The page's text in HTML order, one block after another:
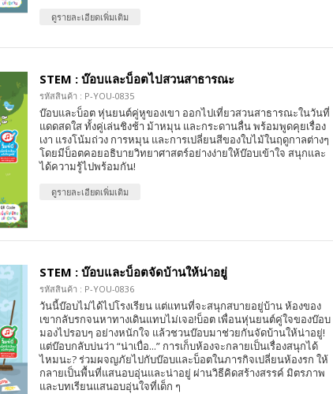
ดูรายละเอียดเพิ่มเติม
STEM : บ๊อบและบ็อตไปสวนสาธารณะ
รหัสสินค้า : P-YOU-0835
บ๊อบและบ็อต หุ่นยนต์คู่หูของเขา ออกไปเที่ยวสวนสาธารณะในวันที่
แดดสดใส ทั้งคู่เล่นชิงช้า ม้าหมุน และกระดานลื่น พร้อมพูดคุยเรื่อง
เงา แรงโน้มถ่วง การหมุน และการเปลี่ยนสีของใบไม้ในฤดูกาลต่างๆ
โดยมีบ็อตคอยอธิบายวิทยาศาสตร์อย่างง่ายให้บ๊อบเข้าใจ สนุกและ
ได้ความรู้ไปพร้อมกัน!
ดูรายละเอียดเพิ่มเติม
STEM : บ๊อบและบ็อตจัดบ้านให้น่าอยู่
รหัสสินค้า : P-YOU-0836
วันนี้บ๊อบไม่ได้ไปโรงเรียน แต่แทนที่จะสนุกสบายอยู่บ้าน ห้องของ
เขากลับรกจนหาทางเดินแทบไม่เจอ!บ็อต เพื่อนหุ่นยนต์คู่ใจของบ๊อบ
มองไปรอบๆ อย่างหนักใจ แล้วชวนบ๊อบมาช่วยกันจัดบ้านให้น่าอยู่!
แต่บ๊อบกลับบ่นว่า “น่าเบื่อ...” การเก็บห้องจะกลายเป็นเรื่องสนุกได้
ไหมนะ? ร่วมผจญภัยไปกับบ๊อบและบ็อตในภารกิจเปลี่ยนห้องรก ให้
กลายเป็นพื้นที่แสนอบอุ่นและน่าอยู่ ผ่านวิธีคิดสร้างสรรค์ มิตรภาพ
และบทเรียนแสนอบอุ่นใจที่เด็ก ๆ